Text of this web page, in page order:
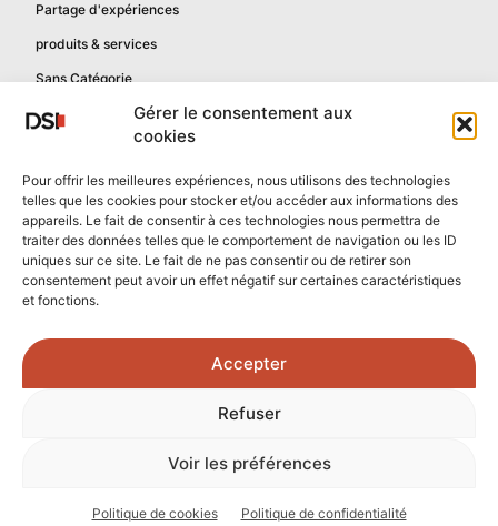
Gérer le consentement aux
cookies
Pour offrir les meilleures expériences, nous utilisons des technologies
telles que les cookies pour stocker et/ou accéder aux informations des
appareils. Le fait de consentir à ces technologies nous permettra de
traiter des données telles que le comportement de navigation ou les ID
uniques sur ce site. Le fait de ne pas consentir ou de retirer son
consentement peut avoir un effet négatif sur certaines caractéristiques
et fonctions.
Accepter
Refuser
Voir les préférences
Politique de cookies Politique de confidentialité
Partage d'expériences
produits & services
Sans Catégorie
Mentions légales
Politique de confidentialité
Contactez-nous
Confidentialité reCAPTCHA
Conditions reCAPTCHA
© 2026 - Tous droits réservés - DSI Numérique